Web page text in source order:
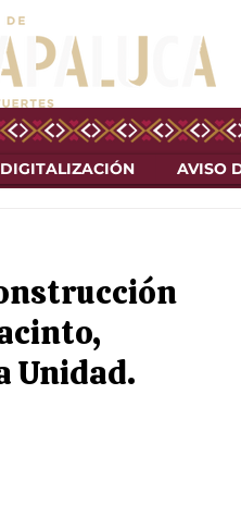
Unidad.
AVISO